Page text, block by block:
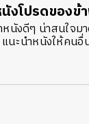
งโปรดของข้
นังดีๆ น่าสนใจม
แนะนำหนังให้คนอื่